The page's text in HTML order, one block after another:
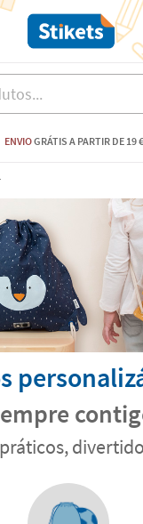
ENVIOGRÁTIS A PARTIR DE 19 €